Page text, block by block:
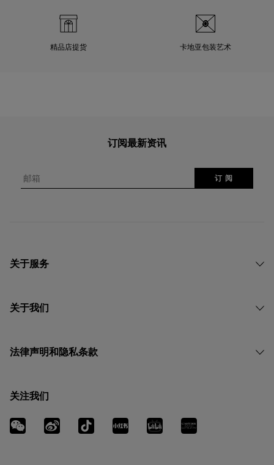
精品店提货 卡地亚包装艺术
订阅最新资讯
邮箱 订 阅
关于服务
关于我们
法律声明和隐私条款
关注我们